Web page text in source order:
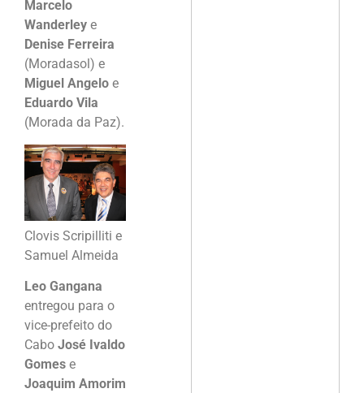
Marcelo
Wanderley e
Denise Ferreira
(Moradasol) e
Miguel Angelo e
Eduardo Vila
(Morada da Paz).
Clovis Scripilliti e
Samuel Almeida
Leo Gangana
entregou para o
vice-prefeito do
Cabo José Ivaldo
Gomes e
Joaquim Amorim